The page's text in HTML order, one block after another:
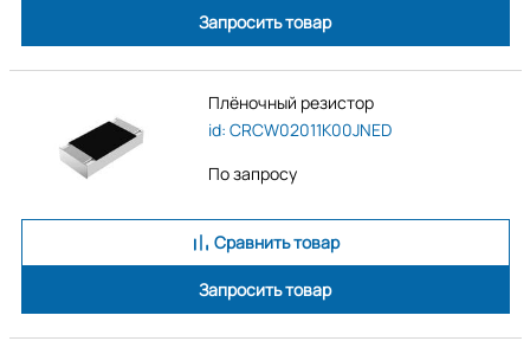
Запросить товар
Плёночный резистор
id: CRCW02011K00JNED
По запросу
Сравнить товар
Запросить товар